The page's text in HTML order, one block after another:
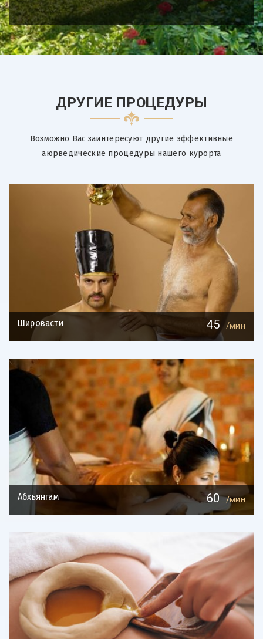
ДРУГИЕ ПРОЦЕДУРЫ
Возможно Вас заинтересуют другие эффективные
аюрведические процедуры нашего курорта
Шировасти 45 /мин
Абхьянгам 60 /мин